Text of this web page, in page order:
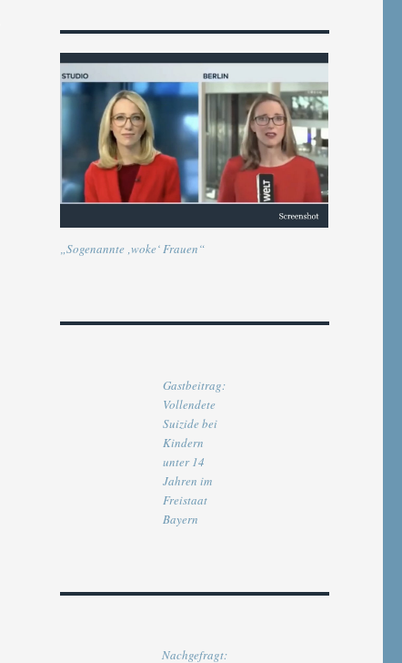
„Sogenannte ‚woke‘ Frauen“
Gastbeitrag:
Vollendete
Suizide bei
Kindern
unter 14
Jahren im
Freistaat
Bayern
Nachgefragt: